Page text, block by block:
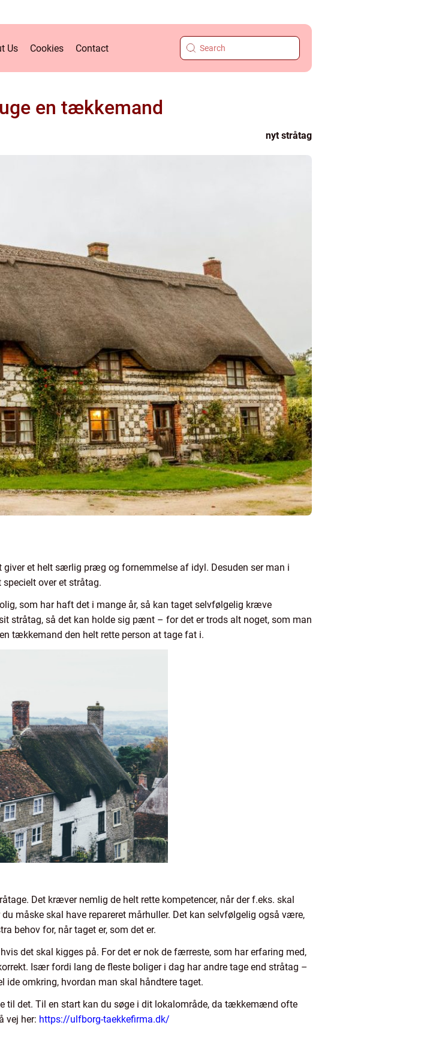
Us Cookies Contact
en tækkemand
nyt stråtag
et helt særlig præg og fornemmelse af idyl. Desuden ser man i
over et stråtag.
som har haft det i mange år, så kan taget selvfølgelig kræve
stråtag, så det kan holde sig pænt – for det er trods alt noget, som man
tækkemand den helt rette person at tage fat i.
Det kræver nemlig de helt rette kompetencer, når der f.eks. skal
måske skal have repareret mårhuller. Det kan selvfølgelig også være,
behov for, når taget er, som det er.
det skal kigges på. For det er nok de færreste, som har erfaring med,
Især fordi lang de fleste boliger i dag har andre tage end stråtag –
omkring, hvordan man skal håndtere taget.
til det. Til en start kan du søge i dit lokalområde, da tækkemænd ofte
vej her: https://ulfborg-taekkefirma.dk/